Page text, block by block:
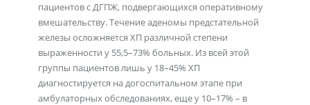
пациентов с ДГПЖ, подвергающихся оперативному
вмешательству. Течение аденомы предстательной
железы осложняется ХП различной степени
выраженности у 55,5–73% больных. Из всей этой
группы пациентов лишь у 18–45% ХП
диагностируется на догоспитальном этапе при
амбулаторных обследованиях, еще у 10–17% – в